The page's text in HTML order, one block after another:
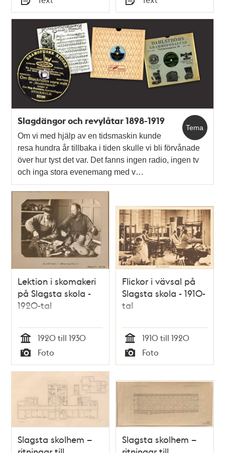
Typ Typ
Tema
Slagdängor och revylåtar 1898-1919
Om vi med hjälp av en tidsmaskin kunde
resa hundra år tillbaka i tiden skulle vi bli förvånade
över hur tyst det var. Det fanns ingen radio, ingen tv
och inga stora evenemang med v…
Lektion i skomakeri
på Slagsta skola -
1920-tal
Tid
1920 till 1930
Typ
Foto
Flickor i vävsal på
Slagsta skola - 1910-
tal
Tid
1910 till 1920
Typ
Foto
Slagsta skolhem –
Slagsta skolhem –